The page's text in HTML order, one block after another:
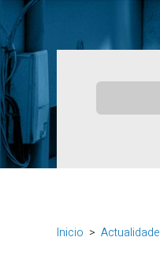
Inicio Actualidade